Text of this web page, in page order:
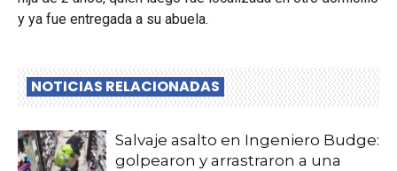
y ya fue entregada a su abuela.
NOTICIAS RELACIONADAS
Salvaje asalto en Ingeniero Budge:
golpearon y arrastraron a una